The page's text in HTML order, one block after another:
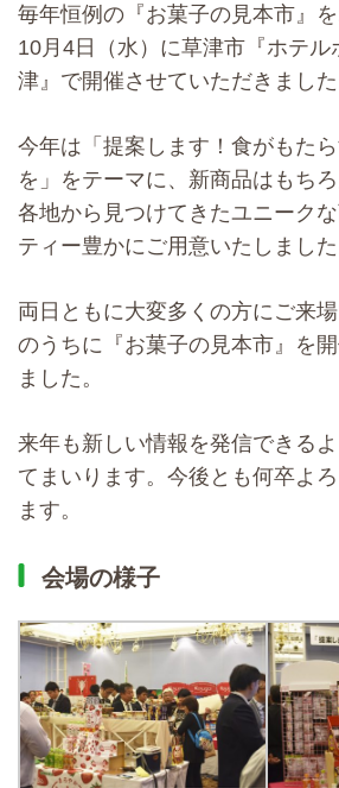
毎年恒例の『お菓子の見本市』を
10月4日（水）に草津市『ホテル
津』で開催させていただきました
今年は「提案します！食がもた
を」をテーマに、新商品はもち
各地から見つけてきたユニーク
ティー豊かにご用意いたしました
両日ともに大変多くの方にご来
のうちに『お菓子の見本市』を
ました。
来年も新しい情報を発信できる
てまいります。今後とも何卒よ
ます。
会場の様子